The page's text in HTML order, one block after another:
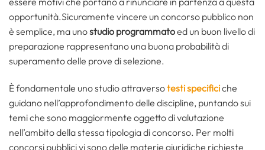
opportunità.Sicuramente vincere un concorso pubblico non
è semplice, ma unostudio programmatoed un buon livello di
preparazione rappresentano una buona probabilità di
superamento delle prove di selezione.
È fondamentale uno studio attraversotesti specificiche
guidano nell’approfondimento delle discipline, puntando sui
temi che sono maggiormente oggetto di valutazione
nell’ambito della stessa tipologia di concorso. Per molti
concorsi pubblici vi sono delle materie giuridiche richieste